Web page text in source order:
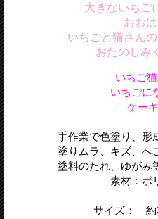
大きないちご
おお
いちごと猫さん
おたのしみ
いちご
いちごに
ケー
手作業で色塗り、形
塗りムラ、キズ、へ
塗料のたれ、ゆがみ
素材：ポ
サイズ： 約